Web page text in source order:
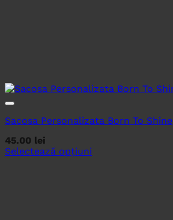
Sacosa Personalizata Born To Shine
45.00 lei
Selectează opțiuni